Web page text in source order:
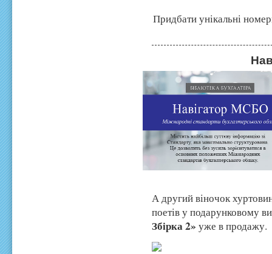
Придбати унікальні
А другий віночок
поетів у подарунковому
Збірка 2» уже в продажу.